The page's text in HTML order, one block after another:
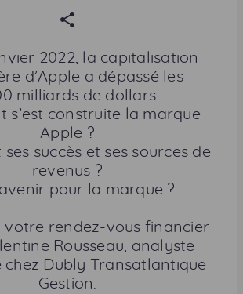
r
t
a
g
e
r
c
e
t
e
p
a
2022, la capitalisation
d’Apple a dépassé les
milliards de dollars :
s’est construite la marque
Apple ?
ses succès et ses sources de
revenus ?
pour la marque ?
votre rendez-vous financier
Rousseau, analyste
chez Dubly Transatlantique
Gestion.